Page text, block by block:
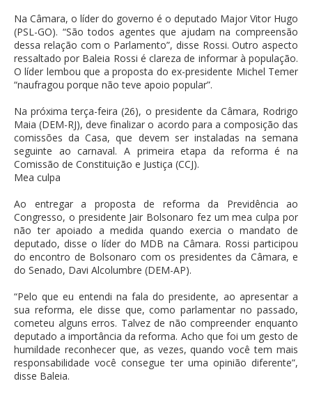
Na Câmara, o líder do governo é o deputado Major Vitor Hugo
(PSL-GO). “São todos agentes que ajudam na compreensão
dessa relação com o Parlamento”, disse Rossi. Outro aspecto
ressaltado por Baleia Rossi é clareza de informar à população.
O líder lembou que a proposta do ex-presidente Michel Temer
“naufragou porque não teve apoio popular”.
Na próxima terça-feira (26), o presidente da Câmara, Rodrigo
Maia (DEM-RJ), deve finalizar o acordo para a composição das
comissões da Casa, que devem ser instaladas na semana
seguinte ao carnaval. A primeira etapa da reforma é na
Comissão de Constituição e Justiça (CCJ).
Mea culpa
Ao entregar a proposta de reforma da Previdência ao
Congresso, o presidente Jair Bolsonaro fez um mea culpa por
não ter apoiado a medida quando exercia o mandato de
deputado, disse o líder do MDB na Câmara. Rossi participou
do encontro de Bolsonaro com os presidentes da Câmara, e
do Senado, Davi Alcolumbre (DEM-AP).
“Pelo que eu entendi na fala do presidente, ao apresentar a
sua reforma, ele disse que, como parlamentar no passado,
cometeu alguns erros. Talvez de não compreender enquanto
deputado a importância da reforma. Acho que foi um gesto de
humildade reconhecer que, as vezes, quando você tem mais
responsabilidade você consegue ter uma opinião diferente”,
disse Baleia.